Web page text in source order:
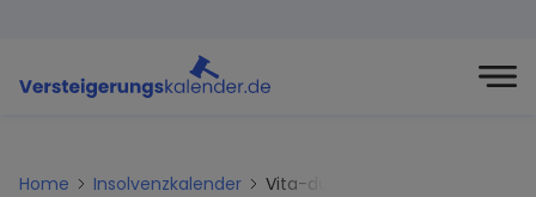
Home Insolvenzkalender Vita-dulcis-gmbh